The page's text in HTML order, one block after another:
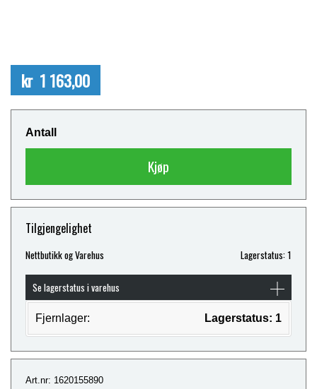
kr 1 163,00
Antall
Kjøp
Tilgjengelighet
Nettbutikk og Varehus Lagerstatus: 1
Se lagerstatus i varehus
Fjernlager: Lagerstatus: 1
Art.nr: 1620155890